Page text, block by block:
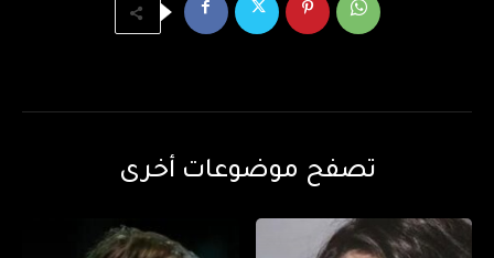
تصفح موضوعات أخرى